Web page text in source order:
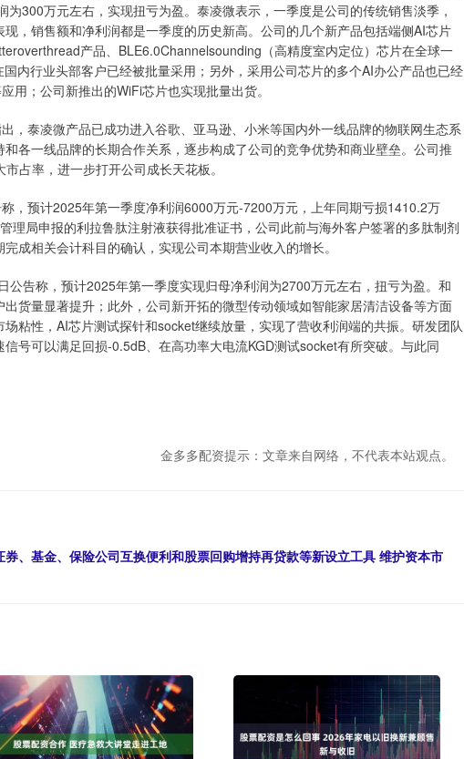
300万元左右，实现扭亏为盈。泰凌微表示，一季度是公司的传统销售淡季，
，销售额和净利润都是一季度的历史新高。公司的几个新产品包括端侧AI芯片
产品、BLE6.0Channelsounding（高精度室内定位）芯片在全球一
内行业头部客户已经被批量采用；另外，采用公司芯片的多个AI办公产品也已经
用；公司新推出的WiFi芯片也实现批量出货。
泰凌微产品已成功进入谷歌、亚马逊、小米等国内外一线品牌的物联网生态系
各一线品牌的长期合作关系，逐步构成了公司的竞争优势和商业壁垒。公司推
占率，进一步打开公司成长天花板。
预计2025年第一季度净利润6000万元-7200万元，上年同期亏损1410.2万
理局申报的利拉鲁肽注射液获得批准证书，公司此前与海外客户签署的多肽制剂
成相关会计科目的确认，实现公司本期营业收入的增长。
告称，预计2025年第一季度实现归母净利润为2700万元左右，扭亏为盈。和
货量显著提升；此外，公司新开拓的微型传动领域如智能家居清洁设备等方面
粘性，AI芯片测试探针和socket继续放量，实现了营收利润端的共振。研发团队
号可以满足回损-0.5dB、在高功率大电流KGD测试socket有所突破。与此同
金多多配资提示：文章来自网络，不代表本站观点。
、基金、保险公司互换便利和股票回购增持再贷款等新设立工具 维护资本市